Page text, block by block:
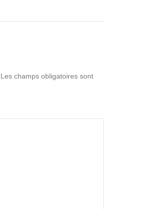
Les champs obligatoires sont